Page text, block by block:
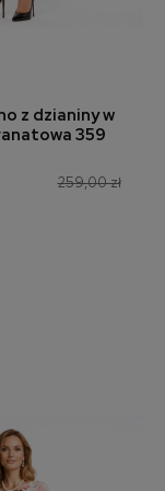
koszyka
z dzianiny w
359
259,00 zł